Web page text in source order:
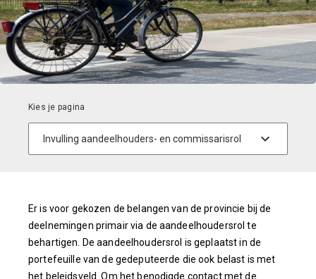
Er is voor gekozen de belangen van de provincie bij de
deelnemingen primair via de aandeelhoudersrol te
behartigen. De aandeelhoudersrol is geplaatst in de
portefeuille van de gedeputeerde die ook belast is met
het beleidsveld. Om het benodigde contact met de